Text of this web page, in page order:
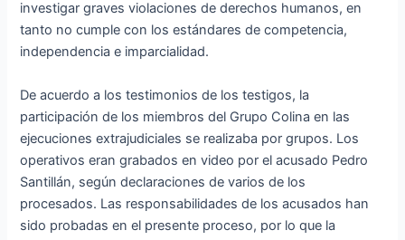
investigar graves violaciones de derechos humanos, en
tanto no cumple con los estándares de competencia,
independencia e imparcialidad.
De acuerdo a los testimonios de los testigos, la
participación de los miembros del Grupo Colina en las
ejecuciones extrajudiciales se realizaba por grupos. Los
operativos eran grabados en video por el acusado Pedro
Santillán, según declaraciones de varios de los
procesados. Las responsabilidades de los acusados han
sido probadas en el presente proceso, por lo que la